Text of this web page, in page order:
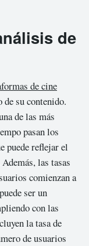
de
de cine
su contenido.
de las más
pasan los
puede reflejar el
las tasas
comienzan a
ser un
con las
la tasa de
de usuarios